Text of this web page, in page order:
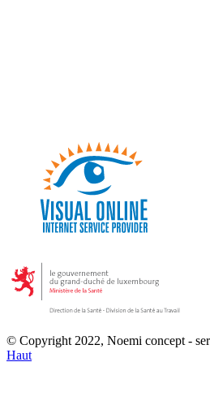
© Copyright 2022, Noemi concept -
Haut